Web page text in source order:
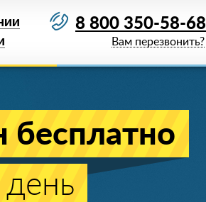
8 800 350-58-68
Вам перезвонить?
бесплатно